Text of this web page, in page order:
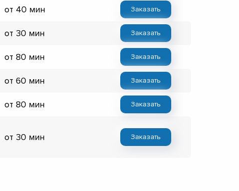
от 40 мин Заказать
от 30 мин Заказать
от 80 мин Заказать
от 60 мин Заказать
от 80 мин Заказать
от 30 мин Заказать